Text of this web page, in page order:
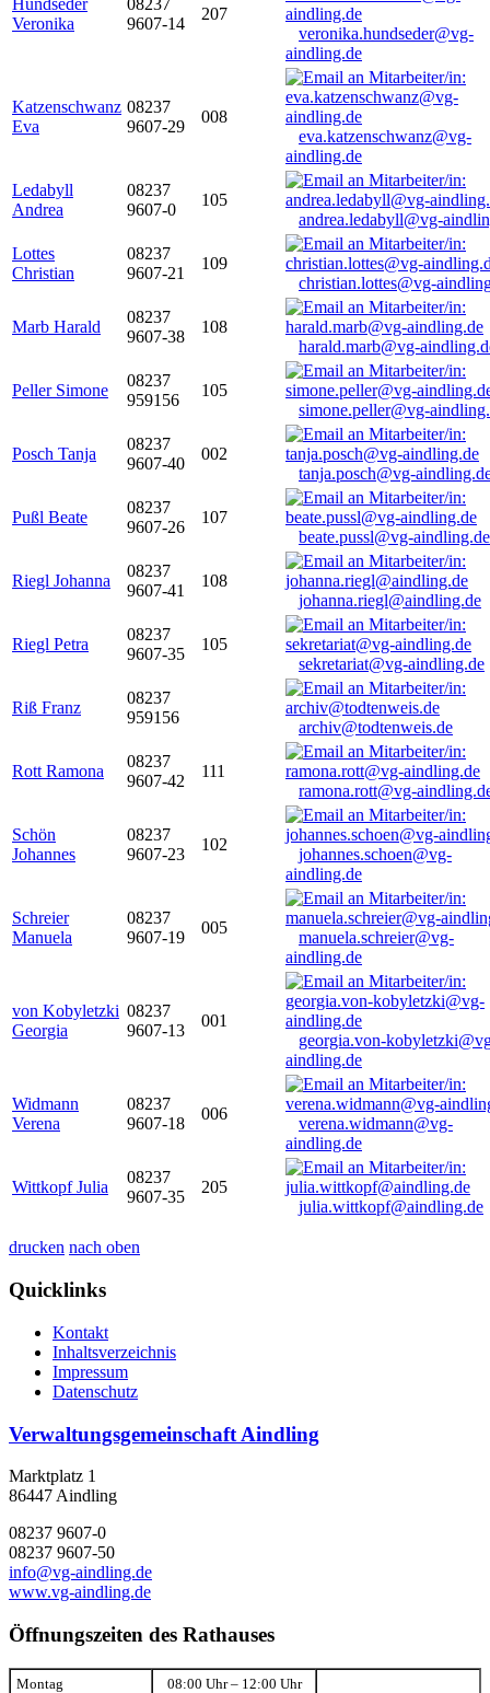
Hundseder
Veronika
08237
9607-14
207
veronika.hundseder@vg-
aindling.de
Katzenschwanz
Eva
08237
9607-29
008
eva.katzenschwanz@vg-
aindling.de
Ledabyll
Andrea
08237
9607-0
105
andrea.ledabyll@vg-
Lottes
Christian
08237
9607-21
109
christian.lottes@vg-
Marb Harald
08237
9607-38
108
harald.marb@vg-
Peller Simone
08237
959156
105
simone.peller@vg-
Posch Tanja
08237
9607-40
002
tanja.posch@vg-
Pußl Beate
08237
9607-26
107
beate.pussl@vg-aindling.de
Riegl Johanna
08237
9607-41
108
johanna.riegl@aindling.de
Riegl Petra
08237
9607-35
105
sekretariat@vg-aindling.de
Riß Franz
08237
959156
archiv@todtenweis.de
Rott Ramona
08237
9607-42
111
ramona.rott@vg-
Schön
Johannes
08237
9607-23
102
johannes.schoen@vg-
aindling.de
Schreier
Manuela
08237
9607-19
005
manuela.schreier@vg-
aindling.de
von Kobyletzki
Georgia
08237
9607-13
001
georgia.von-
aindling.de
Widmann
Verena
08237
9607-18
006
verena.widmann@vg-
aindling.de
Wittkopf Julia
08237
9607-35
205
julia.wittkopf@aindling.de
drucken nach oben
Quicklinks
Kontakt
Inhaltsverzeichnis
Impressum
Datenschutz
Verwaltungsgemeinschaft Aindling
Marktplatz 1
86447 Aindling
08237 9607-0
08237 9607-50
info@vg-aindling.de
www.vg-aindling.de
Öffnungszeiten des Rathauses
Montag 08:00 Uhr – 12:00 Uhr